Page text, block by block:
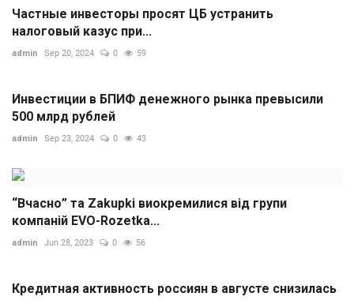
Частные инвесторы просят ЦБ устранить
налоговый казус при...
admin Sep 20, 2024 0 59
Инвестиции в БПИФ денежного рынка превысили
500 млрд рублей
admin Sep 23, 2024 0 43
“Вчасно” та Zakupki виокремилися від групи
компаній EVO-Rozetka...
admin Jun 28, 2023 0 56
Кредитная активность россиян в августе снизилась